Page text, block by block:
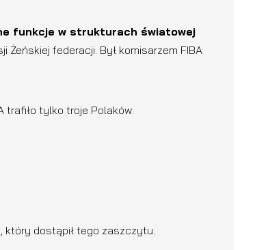
funkcje w strukturach światowej
Żeńskiej federacji. Był komisarzem FIBA
trafiło tylko troje Polaków:
który dostąpił tego zaszczytu.